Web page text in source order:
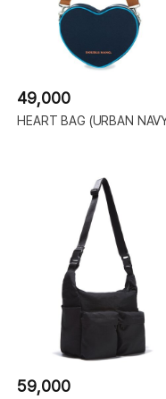
49,000
HEART BAG (URBAN
59,000